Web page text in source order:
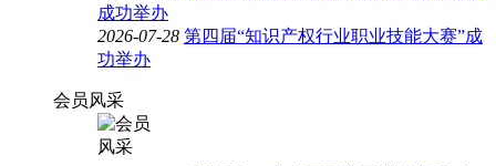
成功举办
2026-07-28 第四届“知识产权行业职业技能大赛”成
功举办
会员风采